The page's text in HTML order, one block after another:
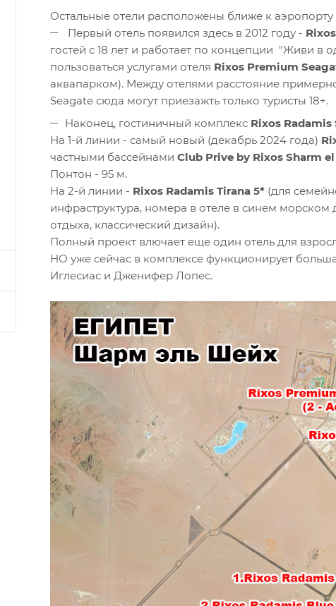
Остальные отели расположены ближе к
Первый отель появился здесь в 2012 году -
гостей с 18 лет и работает по концепции "Живи в
пользоваться услугами отеля Rixos Premium
аквапарком). Между отелями расстояние
Seagate сюда могут приезажть только туристы 18+.
Наконец, гостиничный комплекс Rixos
На 1-й линии - самый новый (декабрь 2024 года)
частными бассейнами Club Prive by Rixos Sharm
Понтон - 95 м.
На 2-й линии - Rixos Radamis Tirana 5* (для
инфраструктура, номера в отеле в синем морском
отдыха, классический дизайн).
Полный проект влючает еще один отель для
НО уже сейчас в комплексе функционирует
Иглесиас и Дженифер Лопес.